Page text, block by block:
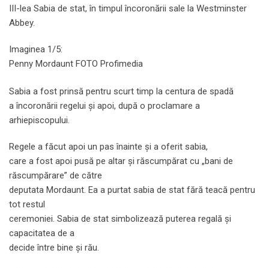
III-lea Sabia de stat, în timpul încoronării sale la Westminster
Abbey.
Imaginea 1/5:
Penny Mordaunt FOTO Profimedia
Sabia a fost prinsă pentru scurt timp la centura de spadă
a încoronării regelui și apoi, după o proclamare a
arhiepiscopului.
Regele a făcut apoi un pas înainte și a oferit sabia,
care a fost apoi pusă pe altar și răscumpărat cu „bani de
răscumpărare” de către
deputata Mordaunt. Ea a purtat sabia de stat fără teacă pentru
tot restul
ceremoniei. Sabia de stat simbolizează puterea regală și
capacitatea de a
decide între bine și rău.